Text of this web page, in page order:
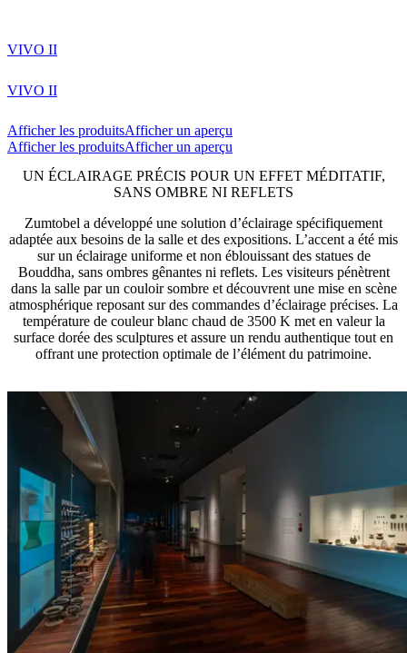
VIVO II
VIVO II
Afficher les produitsAfficher un aperçu
Afficher les produitsAfficher un aperçu
UN ÉCLAIRAGE PRÉCIS POUR UN EFFET MÉDITATIF,
SANS OMBRE NI REFLETS
Zumtobel a développé une solution d’éclairage spécifiquement
adaptée aux besoins de la salle et des expositions. L’accent a été mis
sur un éclairage uniforme et non éblouissant des statues de
Bouddha, sans ombres gênantes ni reflets. Les visiteurs pénètrent
dans la salle par un couloir sombre et découvrent une mise en scène
atmosphérique reposant sur des commandes d’éclairage précises. La
température de couleur blanc chaud de 3500 K met en valeur la
surface dorée des sculptures et assure un rendu authentique tout en
offrant une protection optimale de l’élément du patrimoine.